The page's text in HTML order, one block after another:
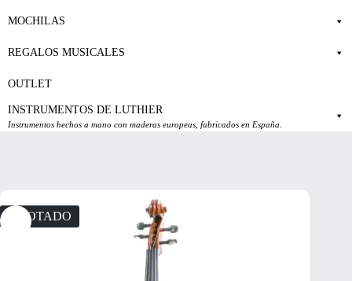
MOCHILAS
REGALOS MUSICALES
OUTLET
INSTRUMENTOS DE LUTHIER
Instrumentos hechos a mano con maderas europeas, fabricados en España.
AGOTADO